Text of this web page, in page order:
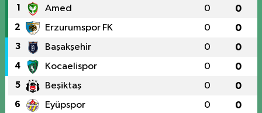
1 Amed 0 0
2 Erzurumspor FK 0 0
3 Başakşehir 0 0
4 Kocaelispor 0 0
5 Beşiktaş 0 0
6 Eyüpspor 0 0